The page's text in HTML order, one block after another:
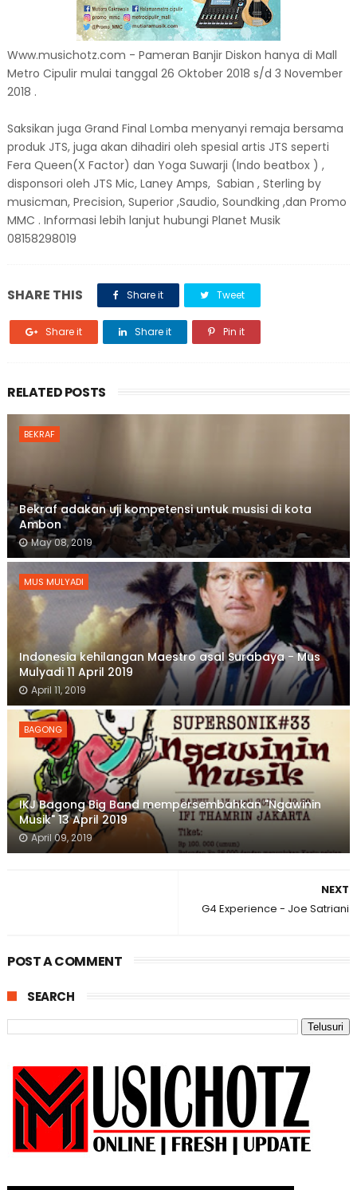
Www.musichotz.com - Pameran Banjir Diskon hanya di Mall
Metro Cipulir mulai tanggal 26 Oktober 2018 s/d 3 November
2018 .
Saksikan juga Grand Final Lomba menyanyi remaja bersama
produk JTS, juga akan dihadiri oleh spesial artis JTS seperti
Fera Queen(X Factor) dan Yoga Suwarji (Indo beatbox ) ,
disponsori oleh JTS Mic, Laney Amps, Sabian , Sterling by
musicman, Precision, Superior ,Saudio, Soundking ,dan Promo
MMC . Informasi lebih lanjut hubungi Planet Musik
08158298019
SHARE THIS Share it Tweet
Share it Share it Pin it
RELATED POSTS
BEKRAF
Bekraf adakan uji kompetensi untuk musisi di kota
Ambon
May 08, 2019
MUS MULYADI
Indonesia kehilangan Maestro asal Surabaya - Mus
Mulyadi 11 April 2019
April 11, 2019
BAGONG
IKJ Bagong Big Band mempersembahkan "Ngawinin
Musik" 13 April 2019
April 09, 2019
NEXT
G4 Experience - Joe Satriani
POST A COMMENT
SEARCH